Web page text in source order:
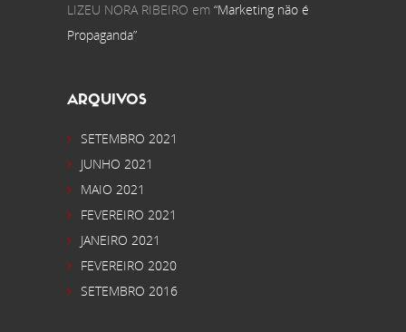
LIZEU NORA RIBEIRO em “Marketing não é
Propaganda”
ARQUIVOS
SETEMBRO 2021
JUNHO 2021
MAIO 2021
FEVEREIRO 2021
JANEIRO 2021
FEVEREIRO 2020
SETEMBRO 2016